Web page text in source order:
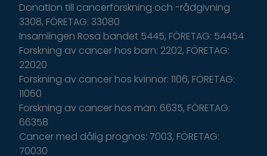
Donation till cancerforskning och -rådgivning
3308, FÖRETAG: 33080
Insamlingen Rosa bandet 5445, FÖRETAG: 54454
Forskning av cancer hos barn: 2202, FÖRETAG:
22020
Forskning av cancer hos kvinnor: 1106, FÖRETAG:
11060
Forskning av cancer hos män: 6635, FÖRETAG:
66358
Cancer med dålig prognos: 7003, FÖRETAG:
70030